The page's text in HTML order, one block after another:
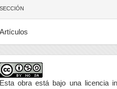
SECCIÓN
Artículos
Esta obra está bajo una licencia